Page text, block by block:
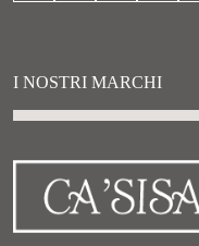
I NOSTRI MARCHI